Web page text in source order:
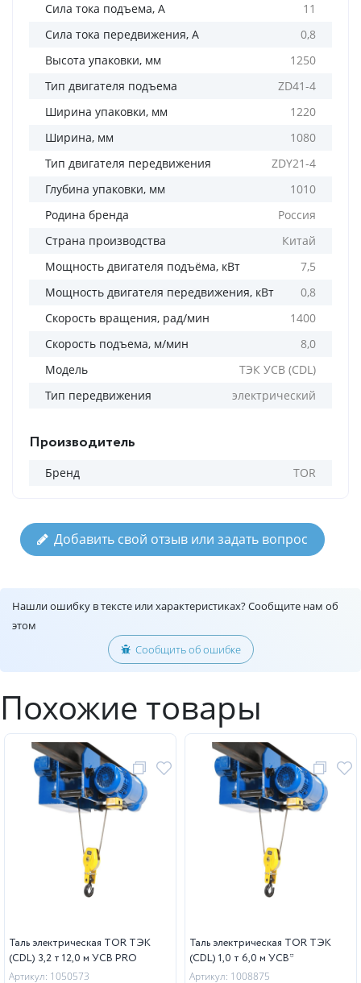
Сила тока подъема, А
11
Сила тока передвижения, А
0,8
Высота упаковки, мм
1250
Тип двигателя подъема
ZD41-4
Ширина упаковки, мм
1220
Ширина, мм
1080
Тип двигателя передвижения
ZDY21-4
Глубина упаковки, мм
1010
Родина бренда
Россия
Страна производства
Китай
Мощность двигателя подъёма, кВт
7,5
Мощность двигателя передвижения, кВт
0,8
Скорость вращения, рад/мин
1400
Скорость подъема, м/мин
8,0
Модель
ТЭК УСВ (CDL)
Тип передвижения
электрический
Производитель
Бренд TOR
Добавить свой отзыв или задать вопрос
Нашли ошибку в тексте или характеристиках? Сообщите нам об
этом
Сообщить об ошибке
Похожие товары
Таль электрическая TOR ТЭК
(CDL) 3,2 т 12,0 м УСВ PRO
Артикул: 1050573
Таль электрическая TOR ТЭК
(CDL) 1,0 т 6,0 м УСВ*
Артикул: 1008875